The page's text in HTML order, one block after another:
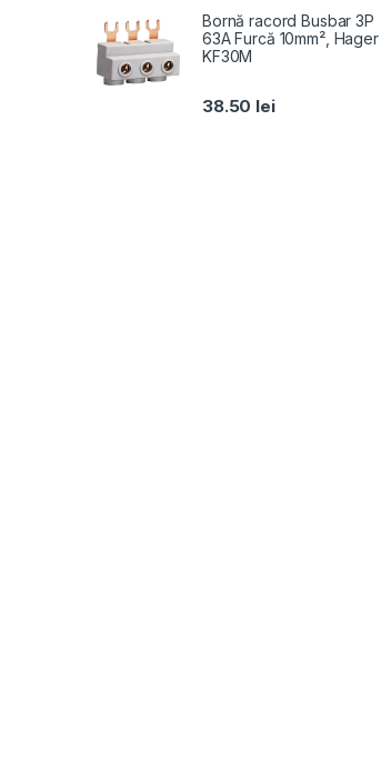
Bornă racord Busbar 3P
63A Furcă 10mm², Hager |
KF30M
38.50 lei